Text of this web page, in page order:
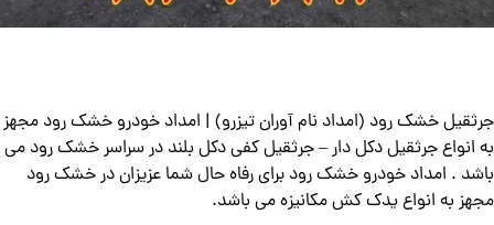
جرثقیل خشک رود (امداد نام آوران تیزرو) | امداد خودرو خشک رود مجهز
به انواع جرثقیل دکل دار – جرثقیل کفی دکل بلند در سراسر خشک رود می
باشد . امداد خودرو خشک رود برای رفاه حال شما عزیزان در خشک رود
مجهز به انواع یدک کش مکانیزه می باشد.